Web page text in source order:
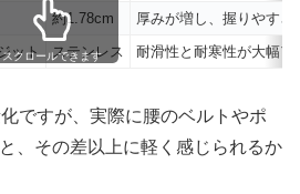
約1.78cm
厚みが増し、握りやすさ
ット ステンレス 耐滑性と耐寒性が大幅ア
スクロールできます
ですが、実際に腰のベルトやポ
、その差以上に軽く感じられるか